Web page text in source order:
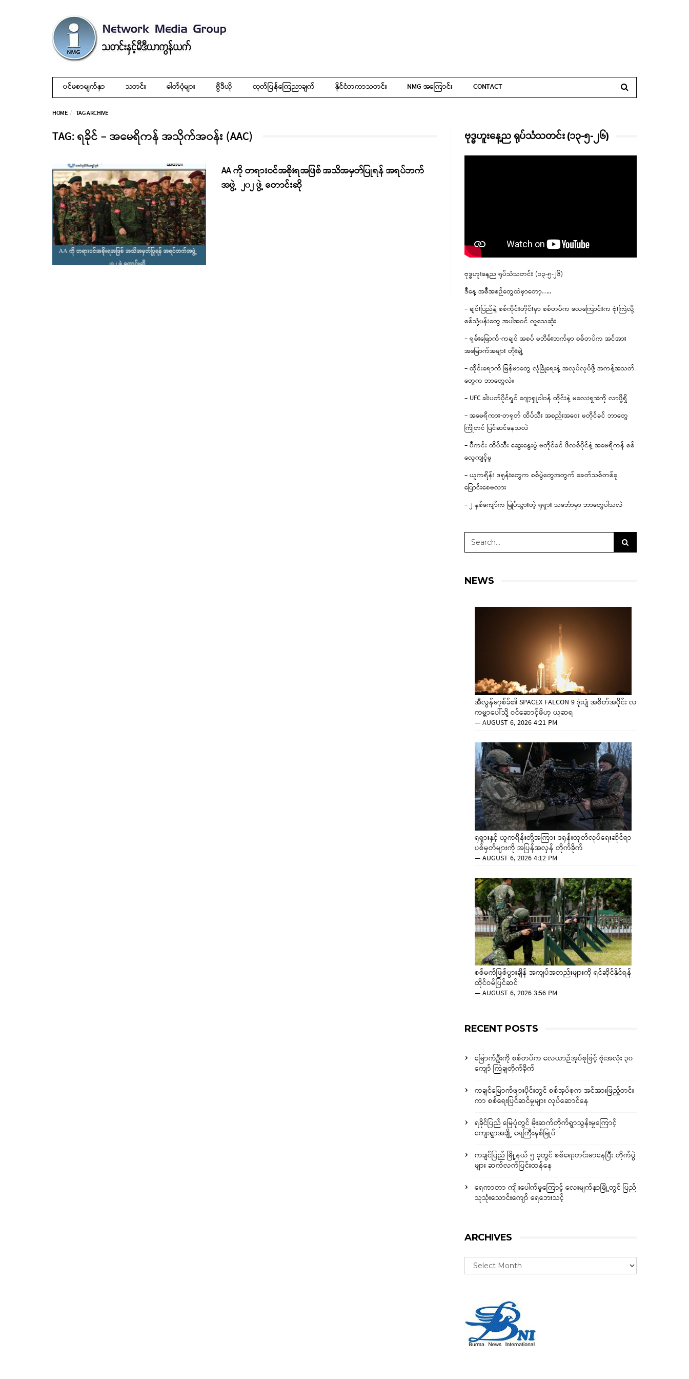
ပင်မစာမျက်နှာ သတင်း ဓါတ်ပုံများ ဗွီဒီယို ထုတ်ပြန်ကြေညာချက် နိုင်ငံတကာသတင်း NMG အကြောင်း CONTACT
HOME TAG ARCHIVE
TAG: ရခိုင် – အမေရိကန် အသိုက်အဝန်း (AAC)
AA ကို တရားဝင်အစိုးရအဖြစ် အသိအမှတ်ပြုရန် အရပ်ဘက်
အဖွဲ့ ၂၀၂ ဖွဲ့ တောင်းဆို
ဗုဒ္ဓဟူးနေ့ည ရုပ်သံသတင်း (၁၃-၅-၂၆)
ဗုဒ္ဓဟူးနေ့ည ရုပ်သံသတင်း (၁၃-၅-၂၆)
ဒီနေ့ အစီအစဉ်တွေထဲမှာတော့…..
– ချင်းပြည်နဲ့ စစ်ကိုင်းတိုင်းမှာ စစ်တပ်က လေကြောင်းက ဗုံးကြဲလို့
စစ်သုံ့ပန်းတွေ အပါအဝင် လူသေဆုံး
– ရှမ်းမြောက်-ကချင် အစပ် မဘိမ်းဘက်မှာ စစ်တပ်က အင်အား
အမြောက်အများ တိုးချဲ့
– ထိုင်းရောက် မြန်မာတွေ လုံခြုံရေးနဲ့ အလုပ်လုပ်ဖို့ အကန့်အသတ်
တွေက ဘာတွေလဲ။
– UFC ခါးပတ်ပိုင်ရှင် ဂျော့ရှူဝါဗန် ထိုင်းနဲ့ မလေးရှားကို လာဖို့ရှိ
– အမေရိကား-တရုတ် ထိပ်သီး အစည်းအဝေး မတိုင်ခင် ဘာတွေ
ကြိုတင် ပြင်ဆင်နေသလဲ
– ပီကင်း ထိပ်သီး ဆွေးနွေးပွဲ မတိုင်ခင် ဖိလစ်ပိုင်နဲ့ အမေရိကန် စစ်
လေ့ကျင့်မှု
– ယူကရိန်း ဒရုန်းတွေက စစ်ပွဲတွေအတွက် ခေတ်သစ်တစ်ခု
ပြောင်းစေမလား
– ၂ နှစ်ကျော်က မြုပ်သွားတဲ့ ရုရှား သင်္ဘောမှာ ဘာတွေပါသလဲ
NEWS
အီလွန်မာ့စ်ခ်၏ SPACEX FALCON 9 ဒုံးပျံ အစိတ်အပိုင်း လ
ကမ္ဘာပေါ်သို့ ဝင်ဆောင့်မိဟု ယူဆရ
—AUGUST 6, 2026 4:21 PM
ရုရှားနှင့် ယူကရိန်းတို့အကြား ဒရုန်းထုတ်လုပ်ရေးဆိုင်ရာ
ပစ်မှတ်များကို အပြန်အလှန် တိုက်ခိုက်
—AUGUST 6, 2026 4:12 PM
စစ်မက်ဖြစ်ပွားချိန် အကျပ်အတည်းများကို ရင်ဆိုင်နိုင်ရန်
ထိုင်ဝမ်ပြင်ဆင်
—AUGUST 6, 2026 3:56 PM
RECENT POSTS
မြောက်ဦးကို စစ်တပ်က လေယာဉ်အုပ်စုဖြင့် ဗုံးအလုံး ၃၀
ကျော် ကြဲချတိုက်ခိုက်
ကချင်မြောက်ဖျားပိုင်းတွင် စစ်အုပ်စုက အင်အားဖြည့်တင်း
ကာ စစ်ရေးပြင်ဆင်မှုများ လုပ်ဆောင်နေ
ရခိုင်ပြည် မြေပုံတွင် မိုးဆက်တိုက်ရွာသွန်းမှုကြောင့်
ကျေးရွာအချို့ ရေကြီးနစ်မြုပ်
ကချင်ပြည် မြို့နယ် ၅ ခုတွင် စစ်ရေးတင်းမာနေပြီး တိုက်ပွဲ
များ ဆက်လက်ပြင်းထန်နေ
ရေကာတာ ကျိုးပေါက်မှုကြောင့် လေးမျက်နှာမြို့တွင် ပြည်
သူသုံးသောင်းကျော် ရေဘေးသင့်
ARCHIVES